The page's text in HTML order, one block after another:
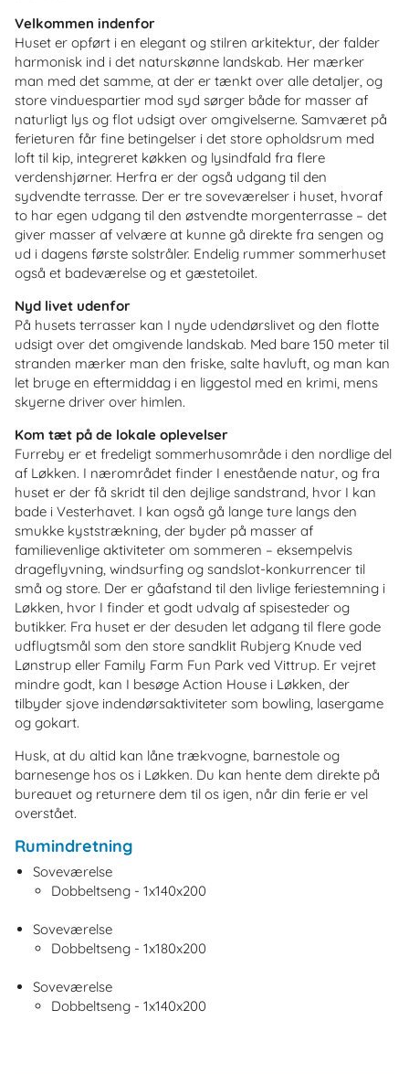
Velkommen indenfor
Huset er opført i en elegant og stilren arkitektur, der falder
harmonisk ind i det naturskønne landskab. Her mærker
man med det samme, at der er tænkt over alle detaljer, og
store vinduespartier mod syd sørger både for masser af
naturligt lys og flot udsigt over omgivelserne. Samværet på
ferieturen får fine betingelser i det store opholdsrum med
loft til kip, integreret køkken og lysindfald fra flere
verdenshjørner. Herfra er der også udgang til den
sydvendte terrasse. Der er tre soveværelser i huset, hvoraf
to har egen udgang til den østvendte morgenterrasse – det
giver masser af velvære at kunne gå direkte fra sengen og
ud i dagens første solstråler. Endelig rummer sommerhuset
også et badeværelse og et gæstetoilet.
Nyd livet udenfor
På husets terrasser kan I nyde udendørslivet og den flotte
udsigt over det omgivende landskab. Med bare 150 meter til
stranden mærker man den friske, salte havluft, og man kan
let bruge en eftermiddag i en liggestol med en krimi, mens
skyerne driver over himlen.
Kom tæt på de lokale oplevelser
Furreby er et fredeligt sommerhusområde i den nordlige del
af Løkken. I nærområdet finder I enestående natur, og fra
huset er der få skridt til den dejlige sandstrand, hvor I kan
bade i Vesterhavet. I kan også gå lange ture langs den
smukke kyststrækning, der byder på masser af
familievenlige aktiviteter om sommeren – eksempelvis
drageflyvning, windsurfing og sandslot-konkurrencer til
små og store. Der er gåafstand til den livlige feriestemning i
Løkken, hvor I finder et godt udvalg af spisesteder og
butikker. Fra huset er der desuden let adgang til flere gode
udflugtsmål som den store sandklit Rubjerg Knude ved
Lønstrup eller Family Farm Fun Park ved Vittrup. Er vejret
mindre godt, kan I besøge Action House i Løkken, der
tilbyder sjove indendørsaktiviteter som bowling, lasergame
og gokart.
Husk, at du altid kan låne trækvogne, barnestole og
barnesenge hos os i Løkken. Du kan hente dem direkte på
bureauet og returnere dem til os igen, når din ferie er vel
overstået.
Rumindretning
Soveværelse
Dobbeltseng - 1x140x200
Soveværelse
Dobbeltseng - 1x180x200
Soveværelse
Dobbeltseng - 1x140x200